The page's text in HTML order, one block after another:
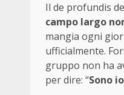
Il de profundis
campo largo
mangia ogni
ufficialmente.
gruppo non ha
per dire: “Sono